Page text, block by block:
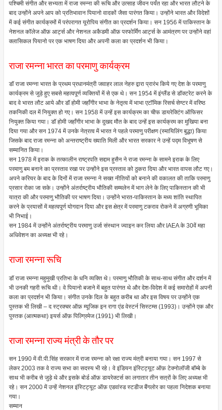
पश्चिमी संगीत और सभ्यता में राजा रमन्ना की रूचि और उत्साह जीवन पर्यंत रहा और भारत लौटने के
बाद उन्होंने अपने आप को प्रतिभावान पियानो वादकों जैसा पारंगत किया। उन्होंने भारत और विदेशों
में कई संगीत कार्यक्रमों में परंपरागत यूरोपिय संगीत का प्रदर्शन किया। सन 1956 में पाकिस्तान के
नेशनल कॉलेज ऑफ़ आर्ट्स और नेशनल अकैडमी ऑफ़ परफोर्मिंग आर्ट्स के आमंत्रण पर उन्होंने वहां
क्लासिकल पियानो पर एक भाषण दिया और अपनी कला का प्रदर्शन भी किया।
राजा रमन्ना भारत का परमाणु कार्यक्रम
डॉ राजा रमन्ना भारत के प्रथम प्रधानमंत्री जवाहर लाल नेहरु द्वारा प्रारंभ किये गए देश के परमाणु
कार्यक्रम से जुड़े हुए सबसे महत्वपूर्ण व्यक्तियों में से एक थे। सन 1954 में इंग्लैंड से डॉक्टरेट करने के
बाद वे भारत लौट आये और डॉ होमी जहाँगीर भाभा के नेतृत्व में भाभा एटॉमिक रिसर्च सेण्टर में वरिष्ठ
तकनिकी दल में नियुक्त हो गए। सन 1958 में उन्हें इस कार्यक्रम का चीफ डायरेक्टिंग ऑफिसर
नियुक्त किया गया। डॉ होमी जहाँगीर भाभा के दुखद मौत के बाद उन्हें इस कार्यक्रम का मुखिया बना
दिया गया और सन 1974 में उनके नेत्रत्व में भारत ने पहले परमाणु परीक्षण (स्मायिलिंग बुद्धा) किया
जिसके बाद राजा रमन्ना को अन्तराष्ट्रीय ख्याति मिली और भारत सरकार ने उन्हें पद्म विभूषण से
सम्मानित किया।
सन 1978 में इराक के तत्कालीन राष्ट्रपति सद्दाम हुसैन ने राजा रमन्ना के सामने इराक के लिए
परमाणु बम बनाने का प्रस्ताव रखा पर उन्होंने इस प्रस्ताव को ठुकरा दिया और भारत वापस लौट गए।
अपने करियर के बाद के दिनों में राजा रमन्ना ने सख्त नीतियों को बनाने की वकालत की ताकि परमाणु
प्रसार रोका जा सके। उन्होंने अंतर्राष्ट्रीय भौतिकी सम्मलेन में भाग लेने के लिए पाकिस्तान की भी
यात्रा की और परमाणु भौतिकी पर भाषण दिया। उन्होंने भारत-पाकिस्तान के मध्य शांति स्थापित
करने के प्रयासों में महत्वपूर्ण योगदान दिया और इस क्षेत्र में परमाणु टकराव रोकने में अग्रणी भूमिका
भी निभाई।
सन 1984 में उन्होंने अंतर्राष्ट्रीय परमाणु उर्जा संस्थान ज्वाइन कर लिया और IAEA के 30वें महा
अधिवेशन का अध्यक्ष भी रहे।
राजा रमन्ना रूचि
डॉ राजा रमन्ना महुमुखी प्रतिभा के धनि व्यक्ति थे। परमाणु भौतिकी के साथ-साथ संगीत और दर्शन में
भी उनकी गहरी रूचि थी। वे पियानो बजाने में बहुत पारंगत थे और देश-विदेश में कई समारोहों में अपनी
कला का प्रदर्शन भी किया। संगीत उनके दिल के बहुत करीब था और इस विषय पर उन्होंने एक
पुस्तक भी लिखी – द स्ट्रक्चर ऑफ़ म्यूजिक इन रागा एंड वेस्टर्न सिस्टम्स (1993)। उन्होंने एक और
पुस्तक (आत्मकथा) इयर्स ऑफ़ पिल्ग्रिमेज (1991) भी लिखी।
राजा रमन्ना राज्य मंत्री के तौर पर
सन 1990 में वी.पी.सिंह सरकार में राजा रमन्ना को रक्षा राज्य मंत्री बनाया गया। सन 1997 से
लेकर 2003 तक वे राज्य सभा का सदस्य भी रहे। वे इंडियन इंस्टिट्यूट ऑफ़ टेक्नोलॉजी बॉम्बे के
साथ भी करीब से जुड़े थे और इसके बोर्ड ऑफ़ डायरेक्टर्स का लगातार तीन सत्रों के लिए अध्यक्ष भी
रहे। सन 2000 में उन्हें नेशनल इंस्टिट्यूट ऑफ़ एडवांस्ड स्टडीज बैंगलोर का पहला निदेशक बनाया
गया।
सम्मान